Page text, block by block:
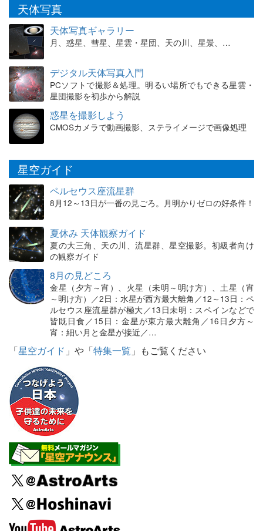
天体写真
天体写真ギャラリー
月、惑星、彗星、星雲・星団、天の川、星景、…
デジタル天体写真入門
PCソフトで撮影＆処理。明るい場所でもできる星雲・
星団撮影を初歩から解説
惑星を撮影しよう
CMOSカメラで動画撮影、ステライメージで画像処理
星空ガイド
ペルセウス座流星群
8月12～13日が一番の見ごろ。月明かりゼロの好条件！
夏休み 天体観察ガイド
夏の大三角、天の川、流星群、星空撮影。初級者向け
の観察ガイド
8月の見どころ
金星（夕方～宵）、火星（未明～明け方）、土星（宵
～明け方）／2日：水星が西方最大離角／12～13日：ペ
ルセウス座流星群が極大／13日未明：スペインなどで
皆既日食／15日：金星が東方最大離角／16日夕方～
宵：細い月と金星が接近／…
「星空ガイド 」や「特集一覧 」もご覧ください